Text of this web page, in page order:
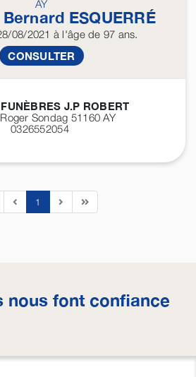
AY
ESQUERRÉ
08/2021 à l'âge de 97 ans.
CONSULTER
J.P ROBERT
Sondag 51160AY
0326552054
1
nous font confiance